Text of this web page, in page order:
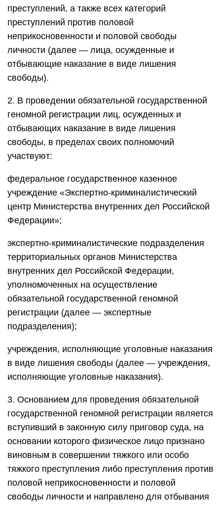
преступлений, а также всех категорий
преступлений против половой
неприкосновенности и половой свободы
личности (далее — лица, осужденные и
отбывающие наказание в виде лишения
свободы).
2. В проведении обязательной государственной
геномной регистрации лиц, осужденных и
отбывающих наказание в виде лишения
свободы, в пределах своих полномочий
участвуют:
федеральное государственное казенное
учреждение «Экспертно-криминалистический
центр Министерства внутренних дел Российской
Федерации»;
экспертно-криминалистические подразделения
территориальных органов Министерства
внутренних дел Российской Федерации,
уполномоченных на осуществление
обязательной государственной геномной
регистрации (далее — экспертные
подразделения);
учреждения, исполняющие уголовные наказания
в виде лишения свободы (далее — учреждения,
исполняющие уголовные наказания).
3. Основанием для проведения обязательной
государственной геномной регистрации является
вступивший в законную силу приговор суда, на
основании которого физическое лицо признано
виновным в совершении тяжкого или особо
тяжкого преступления либо преступления против
половой неприкосновенности и половой
свободы личности и направлено для отбывания